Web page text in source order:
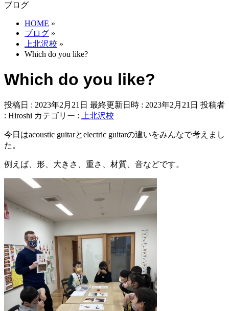
ブログ
HOME »
ブログ »
上北沢校 »
Which do you like?
Which do you like?
投稿日 : 2023年2月21日 最終更新日時 : 2023年2月21日 投稿者
: Hiroshi カテゴリー : 上北沢校
今日はacoustic guitarとelectric guitarの違いをみんなで考えまし
た。
例えば、形、大きさ、重さ、材質、音などです。